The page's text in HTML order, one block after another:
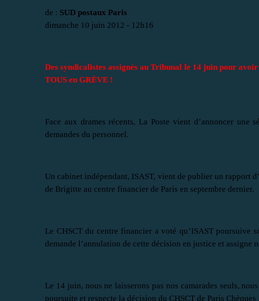
de : SUD postaux Paris
dimanche 10 juin 2012 - 12h16
Des syndicalistes assignés au Tribunal le 14 juin pour
TOUS en GRÈVE !
Face aux drames récents, La Poste vient d’annoncer une
demandes du personnel.
Un cabinet indépendant, ISAST, vient de publier un rapport
de Brigitte au centre financier de Paris en septembre dernier.
Le CHSCT du centre financier a voté qu’ISAST poursuive
demande l’annulation de cette décision en justice et assigne
Le 14 juin, nous ne laisserons pas nos camarades seuls,
poursuite et respecte la décision du CHSCT de Paris Chèques